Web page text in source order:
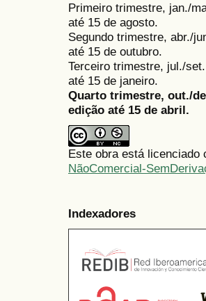
Primeiro trimestre, jan./
até 15 de agosto.
Segundo trimestre, abr./
até 15 de outubro.
Terceiro trimestre, jul./
até 15 de janeiro.
Quarto trimestre, out./
edição até 15 de abril.
Este obra está licenciado
NãoComercial-
Indexadores